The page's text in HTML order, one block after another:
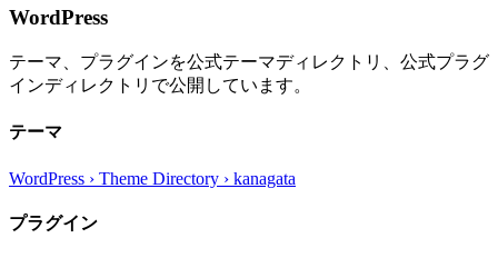
WordPress
テーマ、プラグインを公式テーマディレクトリ、公式プラグ
インディレクトリで公開しています。
テーマ
WordPress › Theme Directory › kanagata
プラグイン